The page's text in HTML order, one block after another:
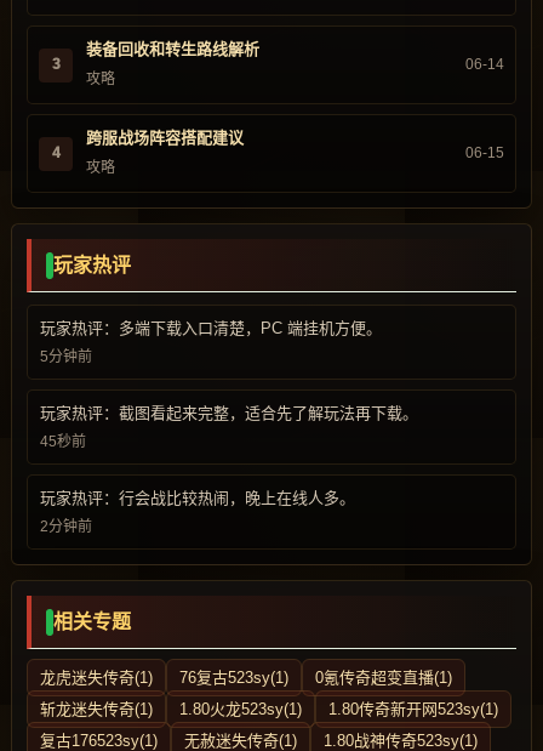
3
装备回收和转生路线解析
攻略
06-14
4
跨服战场阵容搭配建议
攻略
06-15
玩家热评
玩家热评：多端下载入口清楚，PC 端挂机方便。
5分钟前
玩家热评：截图看起来完整，适合先了解玩法再下载。
45秒前
玩家热评：行会战比较热闹，晚上在线人多。
2分钟前
相关专题
龙虎迷失传奇(1) 76复古523sy(1)
0氪传奇超变直播(1)
斩龙迷失传奇(1)
1.80火龙523sy(1)
1.80传奇新开网523sy(1)
复古176523sy(1)
无赦迷失传奇(1)
1.80战神传奇523sy(1)